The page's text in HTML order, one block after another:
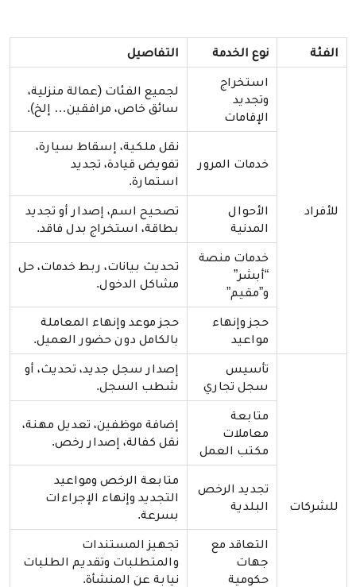
الفئة نوع الخدمة التفاصيل
للأفراد
استخراج
وتجديد
الإقامات
لجميع الفئات (عمالة منزلية،
سائق خاص، مرافقين… إلخ).
خدمات المرور
نقل ملكية، إسقاط سيارة،
تفويض قيادة، تجديد
استمارة.
الأحوال
المدنية
تصحيح اسم، إصدار أو تجديد
بطاقة، استخراج بدل فاقد.
خدمات منصة
“أبشر”
و”مقيم”
تحديث بيانات، ربط خدمات، حل
مشاكل الدخول.
حجز وإنهاء
مواعيد
حجز موعد وإنهاء المعاملة
بالكامل دون حضور العميل.
للشركات
تأسيس
سجل تجاري
إصدار سجل جديد، تحديث، أو
شطب السجل.
متابعة
معاملات
مكتب العمل
إضافة موظفين، تعديل مهنة،
نقل كفالة، إصدار رخص.
تجديد الرخص
البلدية
متابعة الرخص ومواعيد
التجديد وإنهاء الإجراءات
بسرعة.
التعاقد مع
جهات
حكومية
تجهيز المستندات
والمتطلبات وتقديم الطلبات
نيابة عن المنشأة.